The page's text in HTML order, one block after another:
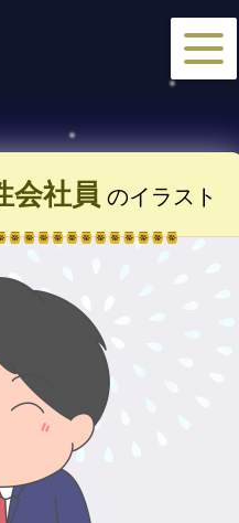
会社員 のイラスト